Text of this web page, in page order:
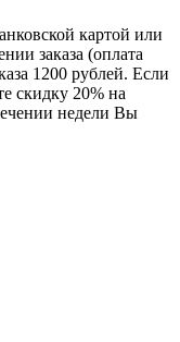
картой или
заказа (оплата
1200 рублей. Если
скидку 20% на
недели Вы